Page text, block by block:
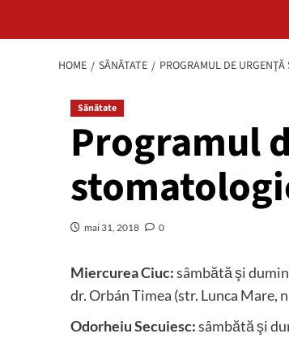
HOME SĂNĂTATE PROGRAMUL DE
Sănătate
Programul
mai 31, 2018 0
Miercurea Ciuc:sâmbătă şi
dr. Orbán Timea (str. Lunca Mare,
Odorheiu Secuiesc:sâmbătă şi